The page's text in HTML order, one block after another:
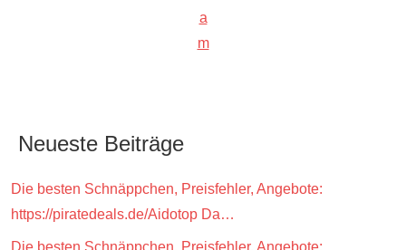
a
m
Neueste Beiträge
Die besten Schnäppchen, Preisfehler, Angebote:
https://piratedeals.de/Aidotop Da…